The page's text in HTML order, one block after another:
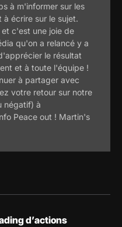
à m'informer sur les
écrire sur le sujet.
c'est une joie de
qu'on a relancé y a
le résultat
et à toute l'équipe !
à partager avec
votre retour sur notre
négatif) à
Peace out ! Martin's
d’actions